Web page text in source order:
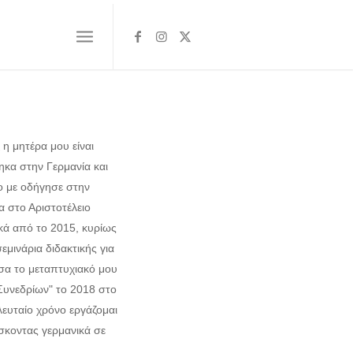
μητέρα μου είναι
στην Γερμανία και
με οδήγησε στην
Αριστοτέλειο
από το 2015, κυρίως
διδακτικής για
το μεταπτυχιακό μου
το 2018 στο
χρόνο εργάζομαι
γερμανικά σε